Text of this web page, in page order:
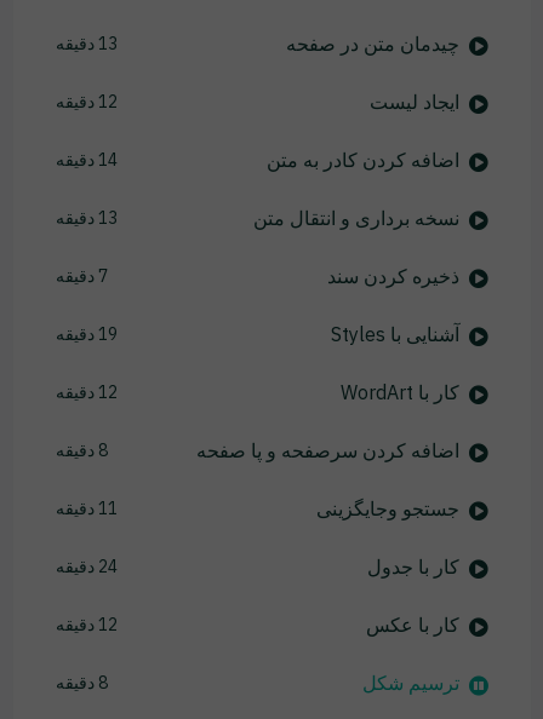
چیدمان متن در صفحه 13 دقیقه
ایجاد لیست 12 دقیقه
اضافه کردن کادر به متن 14 دقیقه
نسخه برداری و انتقال متن 13 دقیقه
ذخیره کردن سند 7 دقیقه
آشنایی با Styles 19 دقیقه
کار با WordArt 12 دقیقه
اضافه کردن سرصفحه و پا صفحه 8 دقیقه
جستجو وجایگزینی 11 دقیقه
کار با جدول 24 دقیقه
کار با عکس 12 دقیقه
ترسیم شکل 8 دقیقه